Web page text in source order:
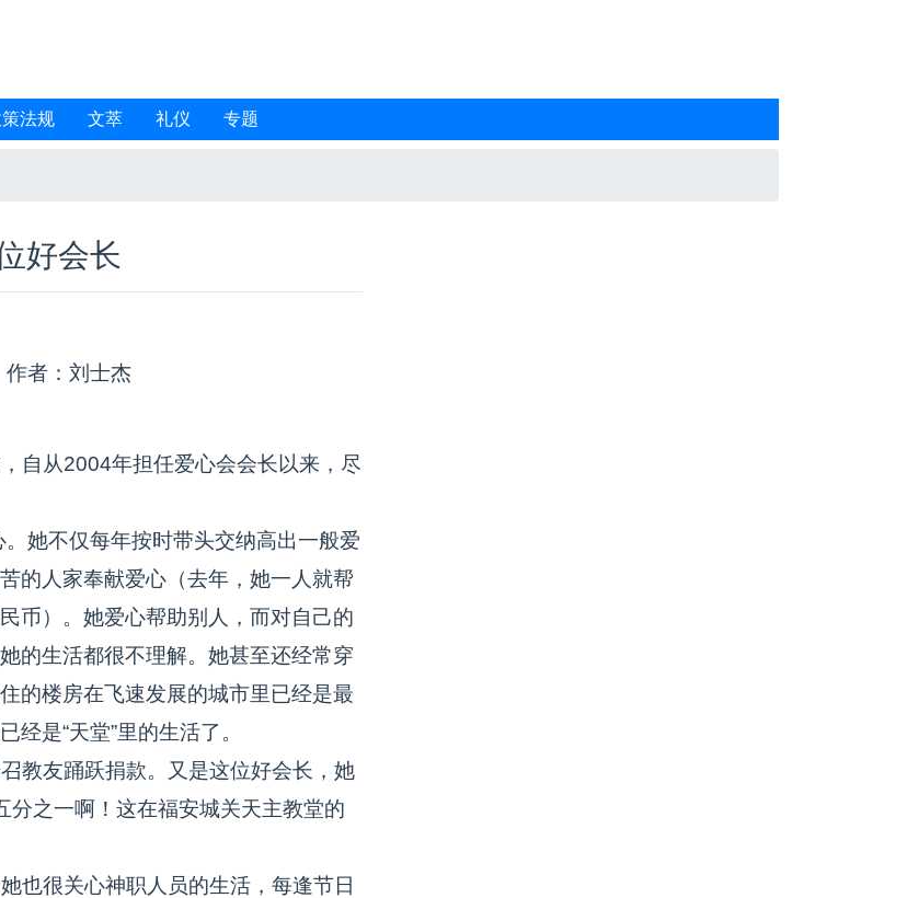
法规 文萃 礼仪 专题
好会长
作者：刘士杰
自从2004年担任爱心会会长以来，尽
她不仅每年按时带头交纳高出一般爱
的人家奉献爱心（去年，她一人就帮
币）。她爱心帮助别人，而对自己的
的生活都很不理解。她甚至还经常穿
的楼房在飞速发展的城市里已经是最
是“天堂”里的生活了。
教友踊跃捐款。又是这位好会长，她
之一啊！这在福安城关天主教堂的
也很关心神职人员的生活，每逢节日